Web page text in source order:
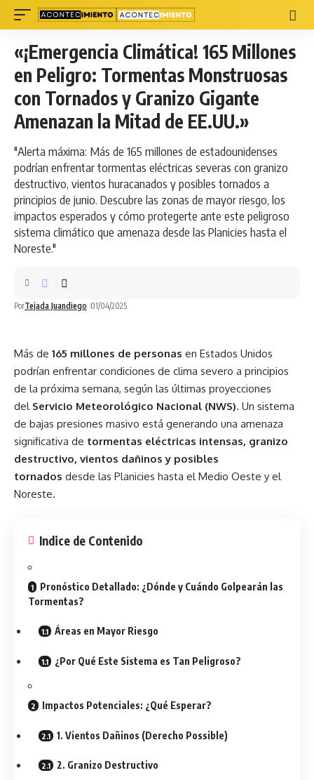
«¡Emergencia Climática! 165 Millones
en Peligro: Tormentas Monstruosas
con Tornados y Granizo Gigante
Amenazan la Mitad de EE.UU.»
"Alerta máxima: Más de 165 millones de estadounidenses
podrían enfrentar tormentas eléctricas severas con granizo
destructivo, vientos huracanados y posibles tornados a
principios de junio. Descubre las zonas de mayor riesgo, los
impactos esperados y cómo protegerte ante este peligroso
sistema climático que amenaza desde las Planicies hasta el
Noreste."
PorTejada Juandiego 01/04/2025
Más de 165 millones de personas en Estados Unidos
podrían enfrentar condiciones de clima severo a principios
de la próxima semana, según las últimas proyecciones
del Servicio Meteorológico Nacional (NWS). Un sistema
de bajas presiones masivo está generando una amenaza
significativa de tormentas eléctricas intensas, granizo
destructivo, vientos dañinos y posibles
tornados desde las Planicies hasta el Medio Oeste y el
Noreste.
Indice de Contenido
Pronóstico Detallado: ¿Dónde y Cuándo Golpearán las
Tormentas?
Áreas en Mayor Riesgo
¿Por Qué Este Sistema es Tan Peligroso?
Impactos Potenciales: ¿Qué Esperar?
1. Vientos Dañinos (Derecho Possible)
2. Granizo Destructivo